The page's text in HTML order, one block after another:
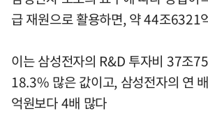
급 재원으로 활용하면, 약 44조6321
이는 삼성전자의 R&D 투자비 37조
18.3% 많은 값이고, 삼성전자의 연
억원보다 4배 많다